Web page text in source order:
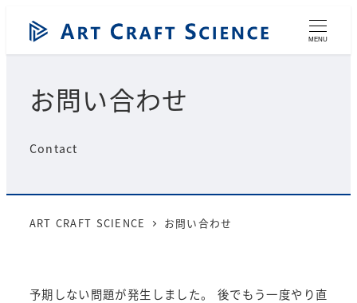
ン
移
MENU
お問い合わせ
Contact
ART CRAFT SCIENCE お問い合わせ
予期しない問題が発生しました。 後でもう一度やり直